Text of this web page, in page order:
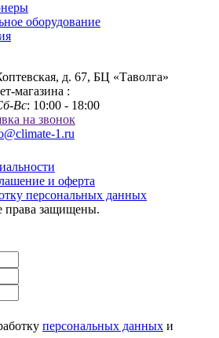
оборудование
д. 67, БЦ «Таволга»
магазина :
Вс: 10:00 - 18:00
на звонок
1.ru
и оферта
персональных данных
защищены.
персональных данных и